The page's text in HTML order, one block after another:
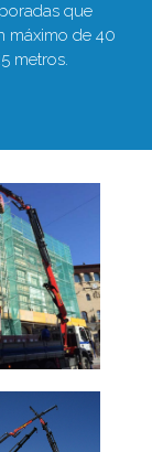
que
máximo de 40
metros.